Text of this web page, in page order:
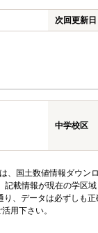
次回更新日
中学校区
、国土数値情報ダウ
載情報が現在の学区域
、データは必ずしも
用下さい。